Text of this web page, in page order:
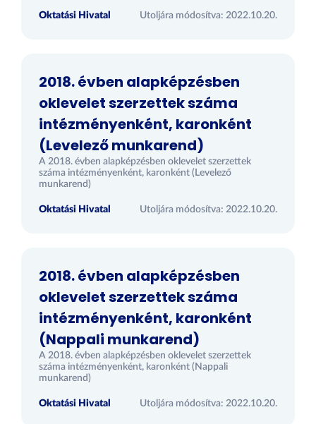
Oktatási Hivatal Utoljára módosítva: 2022.10.20.
2018. évben alapképzésben
oklevelet szerzettek száma
intézményenként, karonként
(Levelező munkarend)
A 2018. évben alapképzésben oklevelet szerzettek
száma intézményenként, karonként (Levelező
munkarend)
Oktatási Hivatal Utoljára módosítva: 2022.10.20.
2018. évben alapképzésben
oklevelet szerzettek száma
intézményenként, karonként
(Nappali munkarend)
A 2018. évben alapképzésben oklevelet szerzettek
száma intézményenként, karonként (Nappali
munkarend)
Oktatási Hivatal Utoljára módosítva: 2022.10.20.